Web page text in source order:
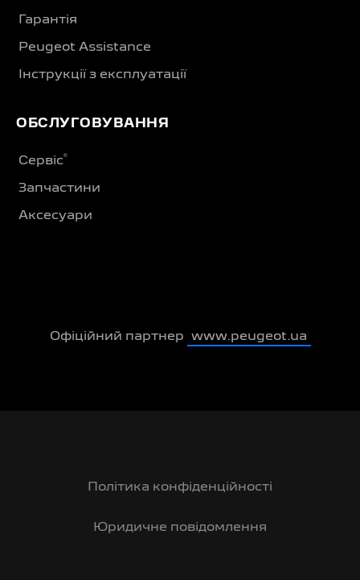
Гарантія
Peugeot Assistance
Інструкції з експлуатації
ОБСЛУГОВУВАННЯ
Сервіс®
Запчастини
Аксесуари
Офіційний партнер www.peugeot.ua
Політика конфіденційності
Юридичне повідомлення